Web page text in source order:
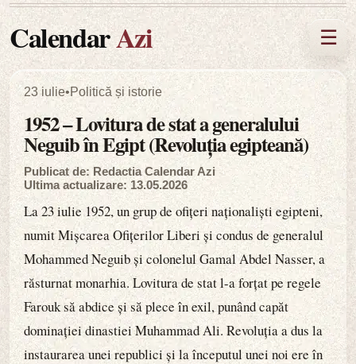
CalendarAzi ☰
23 iulie•Politică și istorie
1952 – Lovitura de stat a generalului
Neguib în Egipt (Revoluția egipteană)
Publicat de: Redactia Calendar Azi
Ultima actualizare: 13.05.2026
La 23 iulie 1952, un grup de ofițeri naționaliști egipteni,
numit Mișcarea Ofițerilor Liberi și condus de generalul
Mohammed Neguib și colonelul Gamal Abdel Nasser, a
răsturnat monarhia. Lovitura de stat l-a forțat pe regele
Farouk să abdice și să plece în exil, punând capăt
dominației dinastiei Muhammad Ali. Revoluția a dus la
instaurarea unei republici și la începutul unei noi ere în